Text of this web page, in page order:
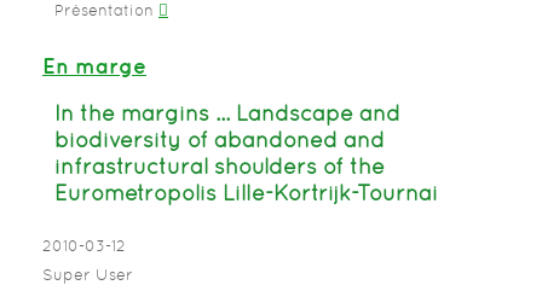
Présentation
En marge
In the margins ... Landscape and
biodiversity of abandoned and
infrastructural shoulders of the
Eurometropolis Lille-Kortrijk-Tournai
2010-03-12
Super User